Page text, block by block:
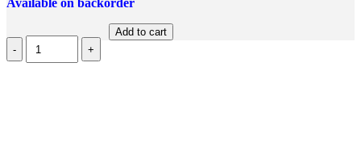
Available on backorder
Количество
Чип
Add to cart